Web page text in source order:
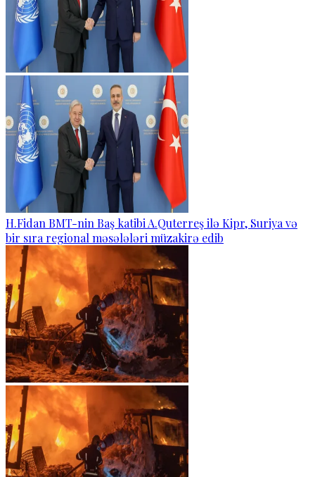
H.Fidan BMT-nin Baş katibi A.Quterreş ilə Kipr, Suriya və
bir sıra regional məsələləri müzakirə edib